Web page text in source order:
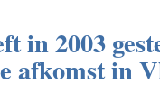
in 2003
afkomst in